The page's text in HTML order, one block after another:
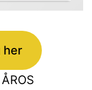
her